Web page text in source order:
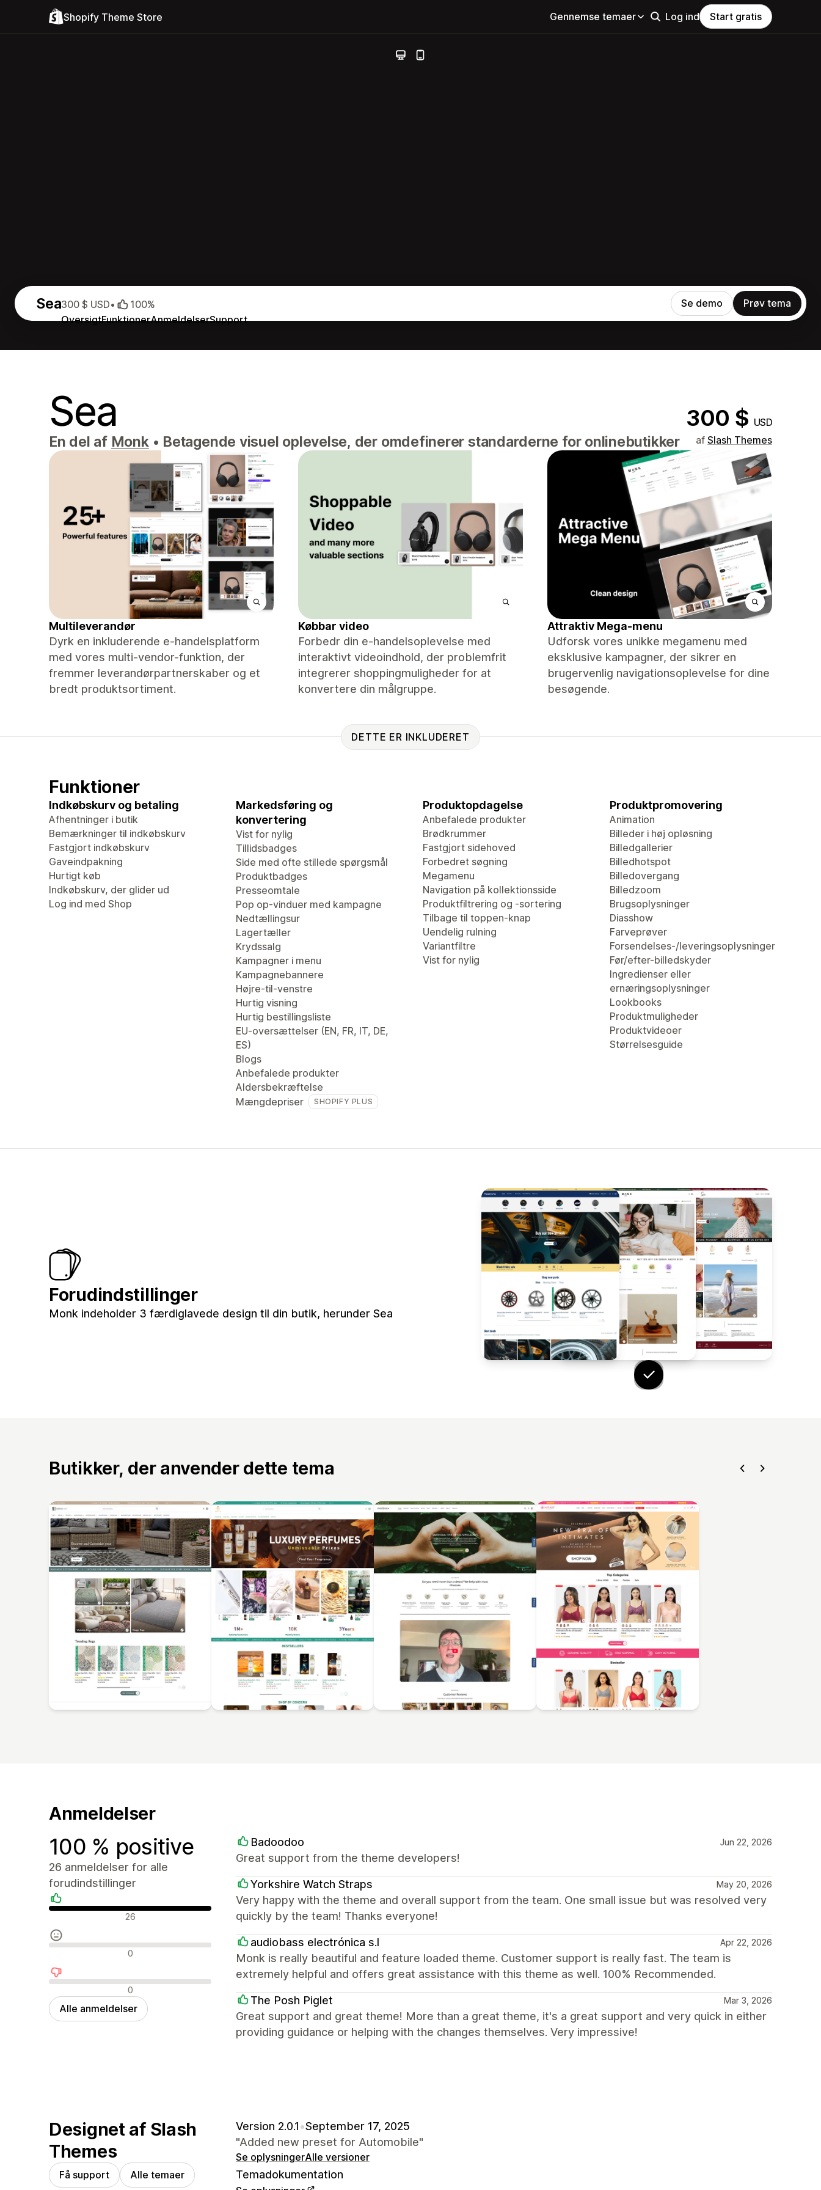
Shopify Theme Store Gennemse temaer Log ind Start gratis
Sea
OversigtFunktionerAnmeldelserSupport
300 $ USD• 100% Se demo Prøv tema
Sea 300 $ USD
En del af Monk • Betagende visuel oplevelse, der omdefinerer standarderne for onlinebutikker af Slash Themes
Multileverandør
Dyrk en inkluderende e-handelsplatform
med vores multi-vendor-funktion, der
fremmer leverandørpartnerskaber og et
bredt produktsortiment.
Købbar video
Forbedr din e-handelsoplevelse med
interaktivt videoindhold, der problemfrit
integrerer shoppingmuligheder for at
konvertere din målgruppe.
Attraktiv Mega-menu
Udforsk vores unikke megamenu med
eksklusive kampagner, der sikrer en
brugervenlig navigationsoplevelse for dine
besøgende.
DETTE ER INKLUDERET
Funktioner
Indkøbskurv og betaling
Afhentninger i butik
Bemærkninger til indkøbskurv
Fastgjort indkøbskurv
Gaveindpakning
Hurtigt køb
Indkøbskurv, der glider ud
Log ind med Shop
Markedsføring og
konvertering
Vist for nylig
Tillidsbadges
Side med ofte stillede spørgsmål
Produktbadges
Presseomtale
Pop op-vinduer med kampagne
Nedtællingsur
Lagertæller
Krydssalg
Kampagner i menu
Kampagnebannere
Højre-til-venstre
Hurtig visning
Hurtig bestillingsliste
EU-oversættelser (EN, FR, IT, DE,
ES)
Blogs
Anbefalede produkter
Aldersbekræftelse
Mængdepriser
SHOPIFY PLUS
Produktopdagelse
Anbefalede produkter
Brødkrummer
Fastgjort sidehoved
Forbedret søgning
Megamenu
Navigation på kollektionsside
Produktfiltrering og -sortering
Tilbage til toppen-knap
Uendelig rulning
Variantfiltre
Vist for nylig
Produktpromovering
Animation
Billeder i høj opløsning
Billedgallerier
Billedhotspot
Billedovergang
Billedzoom
Brugsoplysninger
Diasshow
Farveprøver
Forsendelses-/leveringsoplysninger
Før/efter-billedskyder
Ingredienser eller
ernæringsoplysninger
Lookbooks
Produktmuligheder
Produktvideoer
Størrelsesguide
Forudindstillinger
Monk indeholder 3 færdiglavede design til din butik, herunder Sea
Butikker, der anvender dette tema
Anmeldelser
100 % positive
26 anmeldelser for alle
forudindstillinger
Positive anmeldelser
26
Neutrale anmeldelser
0
Negative anmeldelser
0
Alle anmeldelser
Badoodoo Jun 22, 2026
Great support from the theme developers!
Yorkshire Watch Straps May 20, 2026
Very happy with the theme and overall support from the team. One small issue but was resolved very
quickly by the team! Thanks everyone!
audiobass electrónica s.l Apr 22, 2026
Monk is really beautiful and feature loaded theme. Customer support is really fast. The team is
extremely helpful and offers great assistance with this theme as well. 100% Recommended.
The Posh Piglet Mar 3, 2026
Great support and great theme! More than a great theme, it's a great support and very quick in either
providing guidance or helping with the changes themselves. Very impressive!
Designet af Slash
Themes
Få support Alle temaer
Version 2.0.1•September 17, 2025
"Added new preset for Automobile"
Se oplysningerAlle versioner
Temadokumentation